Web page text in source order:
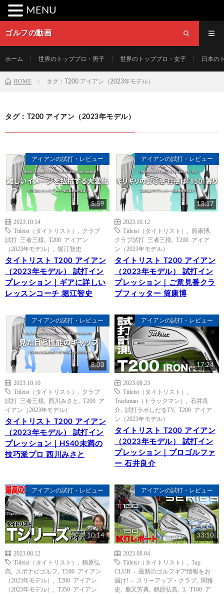
ゴルフの動画
ホーム 世界のトッププロ・男子 世界のトッププロ・女子 日本の
HOME タグ：T200 アイアン（2023年モデル）
タグ：T200 アイアン（2023年モデル）
アイアンの試打・レビュー
5:59
2023.10.14
Titleist（タイトリスト）
クラブ
試打 三者三様
T200 アイアン
（2023年モデル）
堀江智史
タイトリスト T200 アイアン
（2023年モデル） 試打イン
プレッション｜ギアに詳しい
レッスンコーチ 堀江智史
アイアンの試打・レビュー
13:17
2023.10.12
Titleist（タイトリスト）
筒康博
クラブ試打 三者三様
T200 アイア
ン（2023年モデル）
タイトリスト T200 アイアン
（2023年モデル） 試打イン
プレッション｜ご意見番クラ
ブフィッター 筒康博
アイアンの試打・レビュー
8:03
2023.10.10
Titleist（タイトリスト）
クラブ
試打 三者三様
西川みさと
T200 ア
イアン（2023年モデル）
タイトリスト T200 アイアン
（2023年モデル） 試打イン
プレッション｜HS40未満の
技巧派プロ 西川みさと
アイアンの試打・レビュー
17:24
2023.08.23
Titleist（タイトリスト）
Trackman（トラックマン）
石井良
介
試打ラボしだるTV, T200 アイア
ン（2023年モデル）
タイトリスト T200 アイアン
（2023年モデル） 試打イン
プレッション｜プロゴルファ
ー 石井良介
アイアンの試打・レビュー
10:14
2023.08.12
Titleist（タイトリスト）
鶴原弘
高
スポナビゴルフ
T100 アイアン
（2023年モデル）
T200 アイアン
（2023年モデル）
T350 アイアン
アイアンの試打・レビュー
33:10
2023.08.04
Titleist（タイトリスト）
3up
CLUB - 最新のゴルフギア情報をお
届け! - スリーアップ・クラブ
関雅
史
鹿又芳典 鶴原弘高 3
T100 ア
MENU